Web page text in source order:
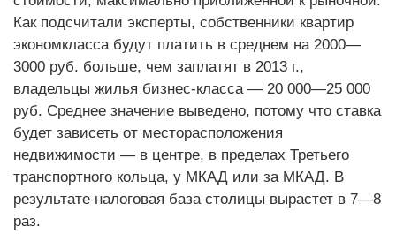
Как подсчитали эксперты, собственники квартир
экономкласса будут платить в среднем на 2000—
3000 руб. больше, чем заплатят в 2013 г.,
владельцы жилья бизнес-класса — 20 000—25 000
руб. Среднее значение выведено, потому что ставка
будет зависеть от месторасположения
недвижимости — в цент­ре, в пределах Третьего
транспортного кольца, у МКАД или за МКАД. В
результате налоговая база столицы вырастет в 7—8
раз.